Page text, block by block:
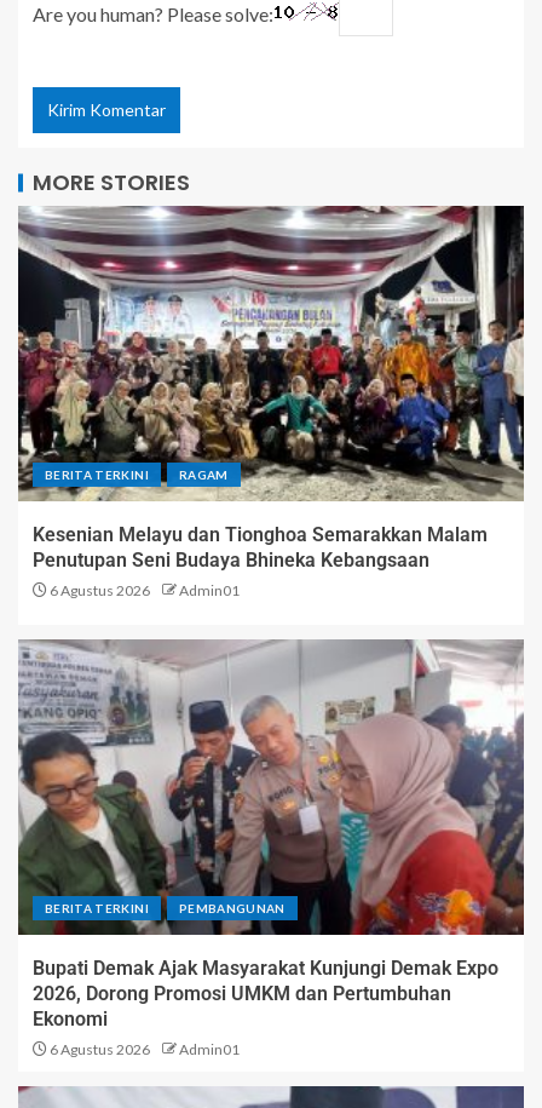
Are you human? Please solve:
MORE STORIES
BERITA TERKINI RAGAM
Kesenian Melayu dan Tionghoa Semarakkan Malam
Penutupan Seni Budaya Bhineka Kebangsaan
6 Agustus 2026 Admin01
BERITA TERKINI PEMBANGUNAN
Bupati Demak Ajak Masyarakat Kunjungi Demak Expo
2026, Dorong Promosi UMKM dan Pertumbuhan
Ekonomi
6 Agustus 2026 Admin01